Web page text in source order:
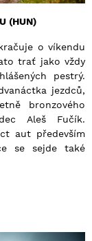
(HUN)
o víkendu
trať jako vždy
pestrý.
jezdců,
bronzového
Aleš Fučík.
aut především
se sejde také